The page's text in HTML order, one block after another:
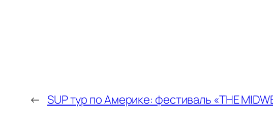
← SUP тур по Америке: фестиваль «THE